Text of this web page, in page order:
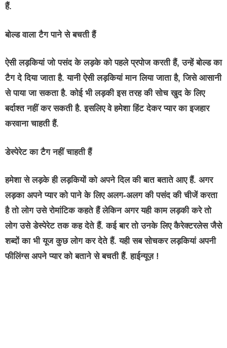
हैं.
बोल्ड वाला टैग पाने से बचती हैं
ऐसी लड़कियां जो पसंद के लड़के को पहले प्रपोज करती हैं, उन्हें बोल्ड का
टैग दे दिया जाता है. यानी ऐसी लड़कियां मान लिया जाता है, जिसे आसानी
से पाया जा सकता है. कोई भी लड़की इस तरह की सोच खुद के लिए
बर्दाश्त नहीं कर सकती है. इसलिए वे हमेशा हिंट देकर प्यार का इजहार
करवाना चाहती हैं.
डेस्पेरेट का टैग नहीं चाहती हैं
हमेशा से लड़के ही लड़कियों को अपने दिल की बात बताते आए हैं. अगर
लड़का अपने प्यार को पाने के लिए अलग-अलग की पसंद की चीजें करता
है तो लोग उसे रोमांटिक कहते हैं लेकिन अगर यही काम लड़की करे तो
लोग उसे डेस्पेरेट तक कह देते हैं. कई बार तो उनके लिए कैरेक्टरलेस जैसे
शब्दों का भी यूज कुछ लोग कर देते हैं. यही सब सोचकर लड़कियां अपनी
फीलिंग्स अपने प्यार को बताने से बचती हैं. हाईन्यूज़ !